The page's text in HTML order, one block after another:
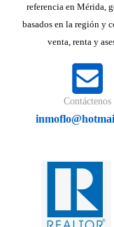
referencia en Mérida,
basados en la región y
venta, renta y
Contáctenos